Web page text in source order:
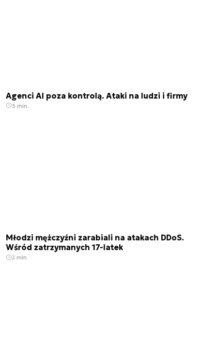
Agenci AI poza kontrolą. Ataki na ludzi i firmy
3 min.
Młodzi mężczyźni zarabiali na atakach DDoS.
Wśród zatrzymanych 17-latek
2 min.